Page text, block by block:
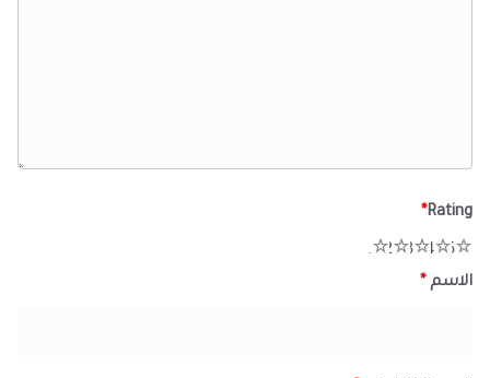
Rating
*
5
4
3
2
الاسم *